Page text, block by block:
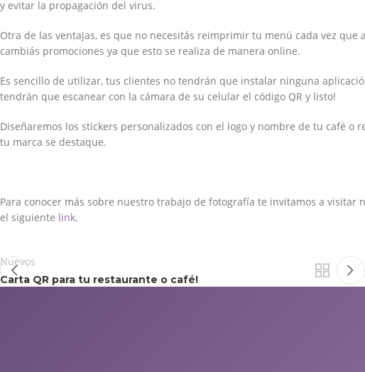
y evitar la propagación del virus.
Otra de las ventajas, es que no necesitás reimprimir tu menú cada vez que
cambiás promociones ya que esto se realiza de manera online.
Es sencillo de utilizar, tus clientes no tendrán que instalar ninguna
tendrán que escanear con la cámara de su celular el código QR y listo!
Diseñaremos los stickers personalizados con el logo y nombre de tu café o
tu marca se destaque.
Para conocer más sobre nuestro trabajo de fotografía te invitamos a visitar
el siguiente link.
Nuevos
Carta QR para tu restaurante o café!